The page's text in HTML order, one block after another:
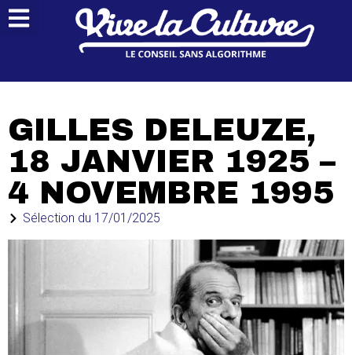
GILLES DELEUZE,
18 JANVIER 1925 –
4 NOVEMBRE 1995
Sélection du 17/01/2025